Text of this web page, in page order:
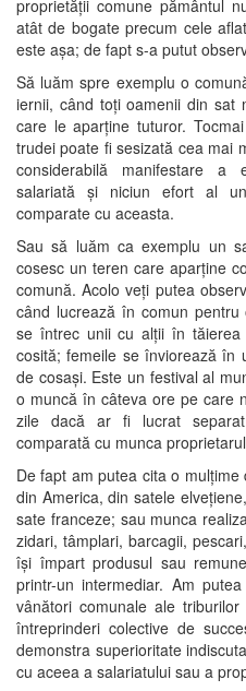
proprietății comune pământul
atât de bogate precum cele
este așa; de fapt s-a putut
Să luăm spre exemplu o
iernii, când toți oamenii din sat
care le aparține tuturor.
trudei poate fi sesizată cea mai
considerabilă manifestare a
salariată și niciun efort al
comparate cu aceasta.
Sau să luăm ca exemplu un
cosesc un teren care aparține
comună. Acolo veți putea
când lucrează în comun
se întrec unii cu alții în
cosită; femeile se înviorează în
de cosași. Este un festival al
o muncă în câteva ore pe care
zile dacă ar fi lucrat
comparată cu munca
De fapt am putea cita o
din America, din satele
sate franceze; sau munca
zidari, tâmplari, barcagii,
își împart produsul sau
printr-un intermediar. Am
vânători comunale ale
întreprinderi colective de
demonstra superioritate
cu aceea a salariatului sau a